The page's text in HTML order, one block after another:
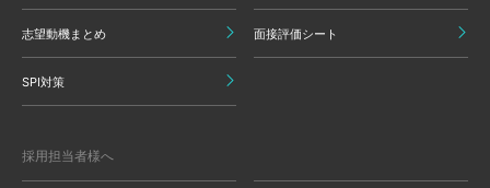
志望動機まとめ 面接評価シート
SPI対策
採用担当者様へ